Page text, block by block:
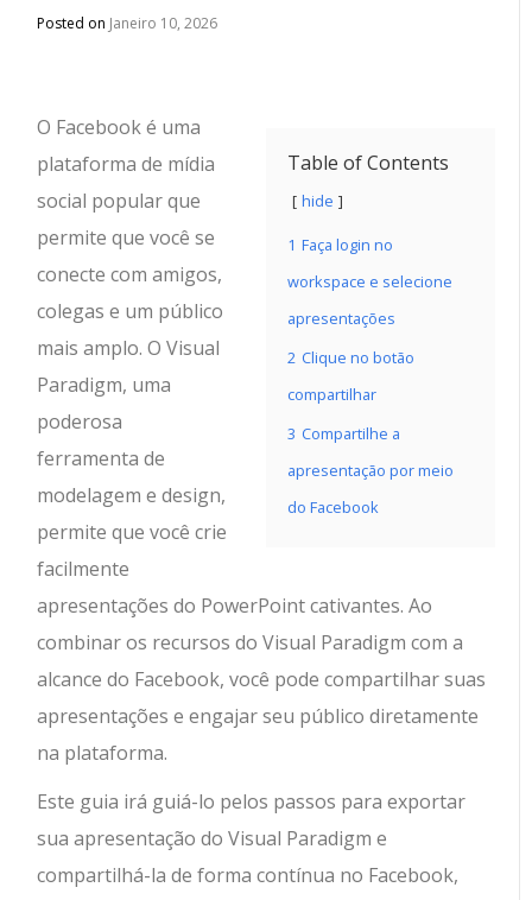
Posted on Janeiro 10, 2026
Table of Contents
hide
1 Faça login no
workspace e selecione
apresentações
2 Clique no botão
compartilhar
3 Compartilhe a
apresentação por meio
do Facebook
O Facebook é uma
plataforma de mídia
social popular que
permite que você se
conecte com amigos,
colegas e um público
mais amplo. O Visual
Paradigm, uma
poderosa
ferramenta de
modelagem e design,
permite que você crie
facilmente
apresentações do PowerPoint cativantes. Ao
combinar os recursos do Visual Paradigm com a
alcance do Facebook, você pode compartilhar suas
apresentações e engajar seu público diretamente
na plataforma.
Este guia irá guiá-lo pelos passos para exportar
sua apresentação do Visual Paradigm e
compartilhá-la de forma contínua no Facebook,